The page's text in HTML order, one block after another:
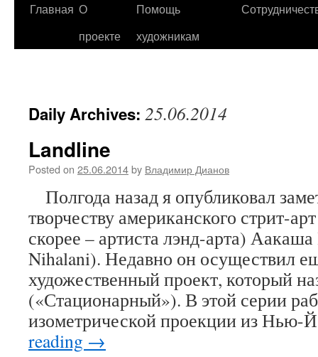
Главная О
проекте
Помощь
художникам
Daily Archives: 25.06.2014
Landline
Posted on 25.06.2014by Владимир Дианов
Полгода назад я опубликовал
творчеству американского стрит-
скорее – артиста лэнд-арта)
Nihalani). Недавно он осуществил
художественный проект, который
(«Стационарный»). В этой серии
изометрической проекции из
reading →